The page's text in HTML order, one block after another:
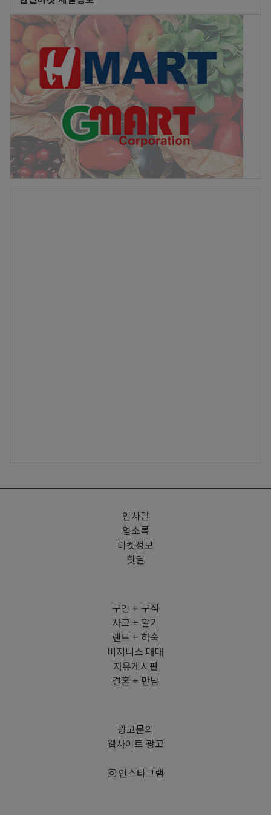
인사말
업소록
마켓정보
핫딜
구인 + 구직
사고 + 팔기
렌트 + 하숙
비지니스 매매
자유게시판
결혼 + 만남
광고문의
웹사이트 광고
인스타그램